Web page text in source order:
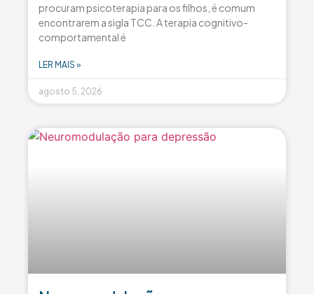
procuram psicoterapia para os filhos, é comum
encontrarem a sigla TCC. A terapia cognitivo-
comportamental é
LER MAIS »
agosto 5, 2026